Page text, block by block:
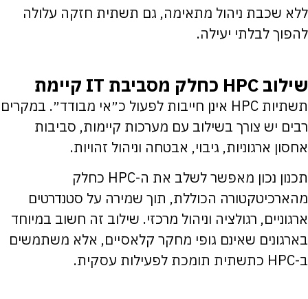
ללא שכבת ניהול מתאימה, גם תשתית חזקה עלולה
להפוך לבלתי יעילה.
שילוב HPC כחלק מסביבת IT קיימת
תשתיות HPC אינן חייבות לפעול כ״אי מבודד״. במקרים
רבים יש צורך בשילוב עם מערכות קיימות, סביבות
אחסון ארגוניות, גיבוי, אבטחה וניהול זהויות.
תכנון נכון מאפשר לשלב את ה-HPC כחלק
מהארכיטקטורה הכוללת, תוך שמירה על סטנדרטים
ארגוניים, רגולציה וניהול מרכזי. שילוב זה חשוב במיוחד
בארגונים שאינם גופי מחקר קלאסיים, אלא משתמשים
ב-HPC כתשתית תומכת לפעילות עסקית.